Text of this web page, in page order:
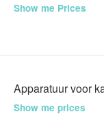
Show me Prices
Apparatuur voor
Show me prices